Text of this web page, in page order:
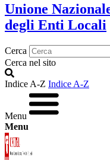
Unione
degli Enti Locali
Cerca
Cerca nel sito
Indice A-Z Indice A-Z
Menu
Menu